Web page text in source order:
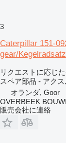
3
Caterpillar 151-
gear/
リクエストに応じ
スペア部品 - アク
オランダ, Goor
OVERBEEK
販売会社に連絡